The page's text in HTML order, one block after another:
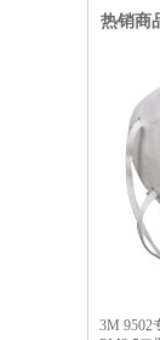
热销商
3M 9502